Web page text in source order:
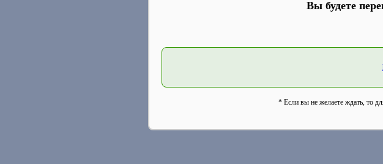
Вы будете
* Если вы не желаете ждать, то